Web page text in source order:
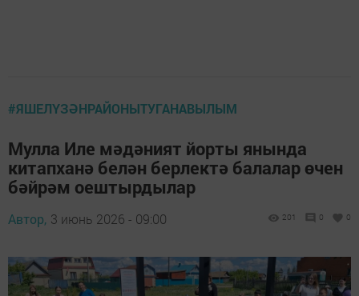
#ЯШЕЛҮЗӘНРАЙОНЫТУГАНАВЫЛЫМ
Мулла Иле мәдәният йорты янында
китапханә белән берлектә балалар өчен
бәйрәм оештырдылар
Автор, 3 июнь 2026 - 09:00 201 0 0